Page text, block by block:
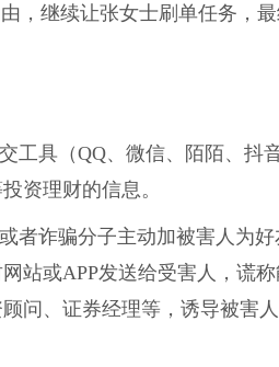
，继续让张女士刷单任务，
工具（QQ、微信、陌陌、抖
资理财的信息。
者诈骗分子主动加被害人为
站或APP发送给受害人，谎
问、证券经理等，诱导被害